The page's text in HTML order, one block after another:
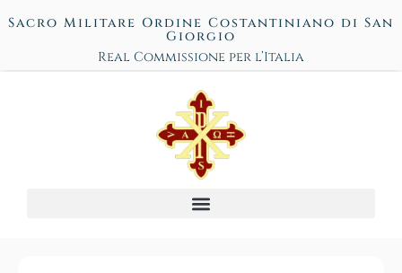
Sacro Militare Ordine Costantiniano di San
Giorgio
Real Commissione per l’Italia